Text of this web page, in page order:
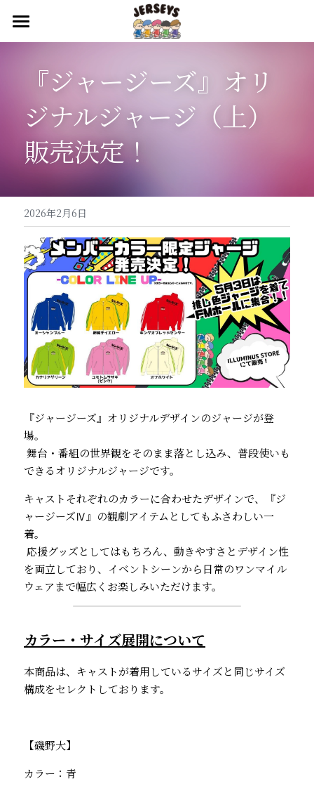
『ジャージーズⅣ』
『ジャージーズ Ⅲ』
『ジャージーズ Ⅱ』
『ジャージーズ Ⅰ』
リセール・買取オファ
『ジャージーズ』オリ
ジナルジャージ（上）
販売決定！
2026年2月6日
『ジャージーズ』オリジナルデザインのジャージが登
場。
できるオリジナルジャージです。
キャストそれぞれのカラーに合わせたデザインで、『ジ
ャージーズⅣ』の観劇アイテムとしてもふさわしい一
着。
を両立しており、イベントシーンから日常のワンマイル
ウェアまで幅広くお楽しみいただけます。
カラー・サイズ展開について
本商品は、キャストが着用しているサイズと同じサイズ
構成をセレクトしております。
【磯野大】
カラー：青